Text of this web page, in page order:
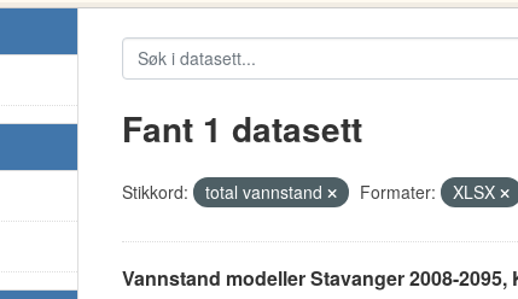
Fant 1 datasett
Stikkord: total vannstand Formater: XLSX
Vannstand modeller Stavanger 2008-2095,